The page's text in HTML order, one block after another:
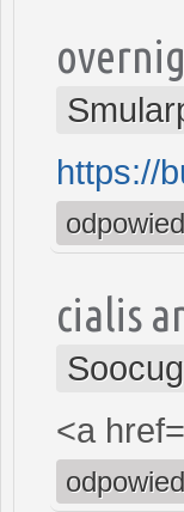
https://
cialis
<a href=